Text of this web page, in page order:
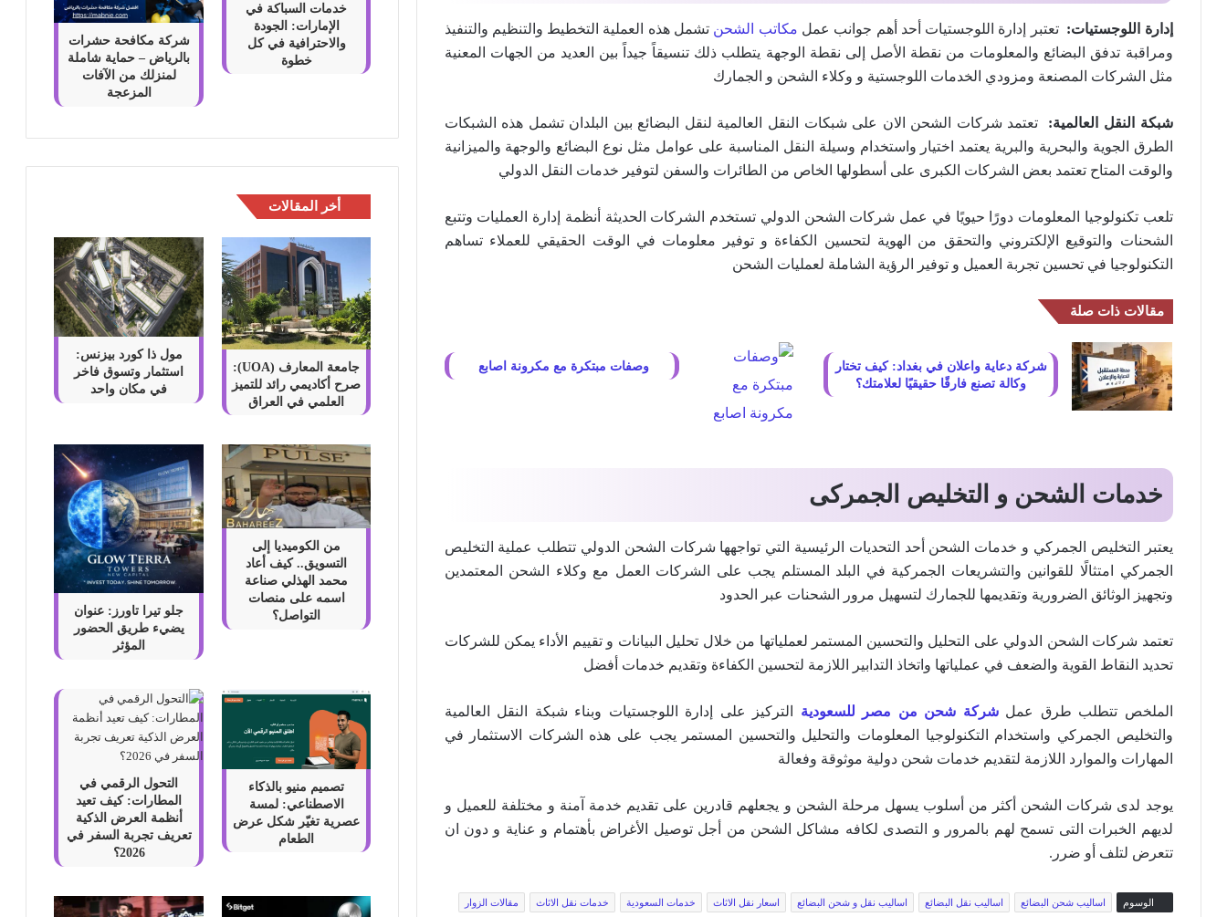
إدارة اللوجستيات: تعتبر إدارة اللوجستيات أحد أهم جوانب عمل مكاتب الشحن تشمل هذه العملية التخطيط والتنظيم والتنفيذ
ومراقبة تدفق البضائع والمعلومات من نقطة الأصل إلى نقطة الوجهة يتطلب ذلك تنسيقاً جيداً بين العديد من الجهات المعنية
مثل الشركات المصنعة ومزودي الخدمات اللوجستية و وكلاء الشحن و الجمارك
شبكة النقل العالمية: تعتمد شركات الشحن الان على شبكات النقل العالمية لنقل البضائع بين البلدان تشمل هذه الشبكات
الطرق الجوية والبحرية والبرية يعتمد اختيار واستخدام وسيلة النقل المناسبة على عوامل مثل نوع البضائع والوجهة والميزانية
والوقت المتاح تعتمد بعض الشركات الكبرى على أسطولها الخاص من الطائرات والسفن لتوفير خدمات النقل الدولي
تلعب تكنولوجيا المعلومات دورًا حيويًا في عمل شركات الشحن الدولي تستخدم الشركات الحديثة أنظمة إدارة العمليات وتتبع
الشحنات والتوقيع الإلكتروني والتحقق من الهوية لتحسين الكفاءة و توفير معلومات في الوقت الحقيقي للعملاء تساهم
التكنولوجيا في تحسين تجربة العميل و توفير الرؤية الشاملة لعمليات الشحن
مقالات ذات صلة
شركة دعاية واعلان في بغداد: كيف تختار
وكالة تصنع فارقًا حقيقيًا لعلامتك؟
وصفات مبتكرة مع مكرونة اصابع
خدمات الشحن و التخليص الجمركى
يعتبر التخليص الجمركي و خدمات الشحن أحد التحديات الرئيسية التي تواجهها شركات الشحن الدولي تتطلب عملية التخليص
الجمركي امتثالًا للقوانين والتشريعات الجمركية في البلد المستلم يجب على الشركات العمل مع وكلاء الشحن المعتمدين
وتجهيز الوثائق الضرورية وتقديمها للجمارك لتسهيل مرور الشحنات عبر الحدود
تعتمد شركات الشحن الدولي على التحليل والتحسين المستمر لعملياتها من خلال تحليل البيانات و تقييم الأداء يمكن للشركات
تحديد النقاط القوية والضعف في عملياتها واتخاذ التدابير اللازمة لتحسين الكفاءة وتقديم خدمات أفضل
الملخص تتطلب طرق عملشركة شحن من مصر للسعودية التركيز على إدارة اللوجستيات وبناء شبكة النقل العالمية
والتخليص الجمركي واستخدام التكنولوجيا المعلومات والتحليل والتحسين المستمر يجب على هذه الشركات الاستثمار في
المهارات والموارد اللازمة لتقديم خدمات شحن دولية موثوقة وفعالة
يوجد لدى شركات الشحن أكثر من أسلوب يسهل مرحلة الشحن و يجعلهم قادرين على تقديم خدمة آمنة و مختلفة للعميل و
لديهم الخبرات التى تسمح لهم بالمرور و التصدى لكافه مشاكل الشحن من أجل توصيل الأغراض بأهتمام و عناية و دون ان
تتعرض لتلف أو ضرر.
الوسوم اساليب شحن البضائع اساليب نقل البضائع اساليب نقل و شحن البضائع اسعار نقل الاثاث خدمات السعودية خدمات نقل الاثاث مقالات الزوار
خدمات السباكة في
الإمارات: الجودة
والاحترافية في كل
خطوة
شركة مكافحة حشرات
بالرياض – حماية شاملة
لمنزلك من الآفات
المزعجة
أخر المقالات
جامعة المعارف (UOA):
صرح أكاديمي رائد للتميز
العلمي في العراق
مول ذا كورد بيزنس:
استثمار وتسوق فاخر
في مكان واحد
من الكوميديا إلى
التسويق.. كيف أعاد
محمد الهذلي صناعة
اسمه على منصات
التواصل؟
جلو تيرا تاورز: عنوان
يضيء طريق الحضور
المؤثر
تصميم منيو بالذكاء
الاصطناعي: لمسة
عصرية تغيّر شكل عرض
الطعام
التحول الرقمي في
المطارات: كيف تعيد
أنظمة العرض الذكية
تعريف تجربة السفر في
2026؟